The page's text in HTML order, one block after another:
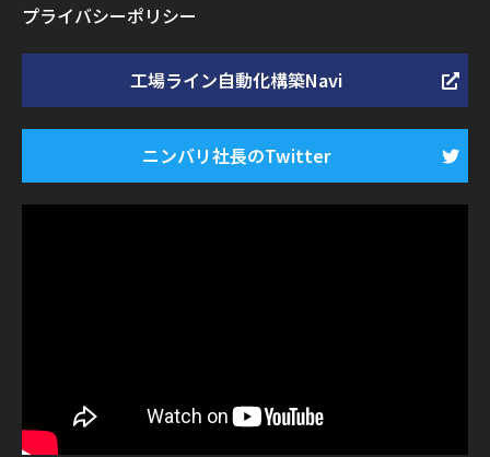
プライバシーポリシー
工場ライン自動化構築Navi
ニンバリ社長のTwitter